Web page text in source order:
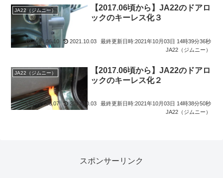
JA22（ジムニー）
【2017.06頃から】JA22のドアロ
ックのキーレス化３
2019.06.10 2021.10.03
最終更新日時:2021年10月03日 14時39分36秒
JA22（ジムニー）
JA22（ジムニー）
【2017.06頃から】JA22のドアロ
ックのキーレス化２
2019.06.07 2021.10.03
最終更新日時:2021年10月03日 14時38分50秒
JA22（ジムニー）
スポンサーリンク